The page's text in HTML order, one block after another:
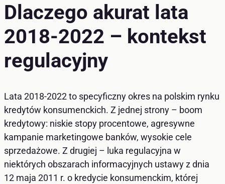
Dlaczego akurat lata
2018-2022 – kontekst
regulacyjny
Lata 2018-2022 to specyficzny okres na polskim rynku
kredytów konsumenckich. Z jednej strony – boom
kredytowy: niskie stopy procentowe, agresywne
kampanie marketingowe banków, wysokie cele
sprzedażowe. Z drugiej – luka regulacyjna w
niektórych obszarach informacyjnych ustawy z dnia
12 maja 2011 r. o kredycie konsumenckim, której